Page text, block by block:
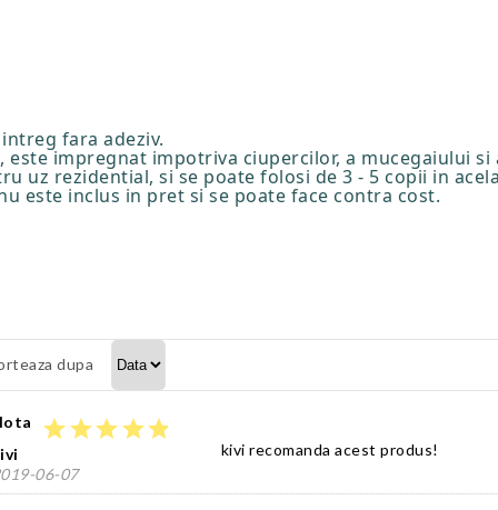
fara adeziv.
impregnat impotriva ciupercilor, a mucegaiului si
uz rezidential, si se poate folosi de 3 - 5 copii in
este inclus in pret si se poate face contra cost.
dupa
starstarstarstarstar
06-07
kivi recomanda acest produs!